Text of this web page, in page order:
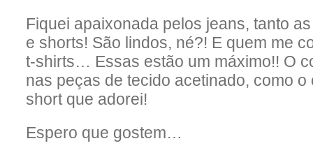
Fiquei apaixonada pelos jeans, tanto
e shorts! São lindos, né?! E quem me
t-shirts… Essas estão um máximo!! O
nas peças de tecido acetinado, como
short que adorei!
Espero que gostem…